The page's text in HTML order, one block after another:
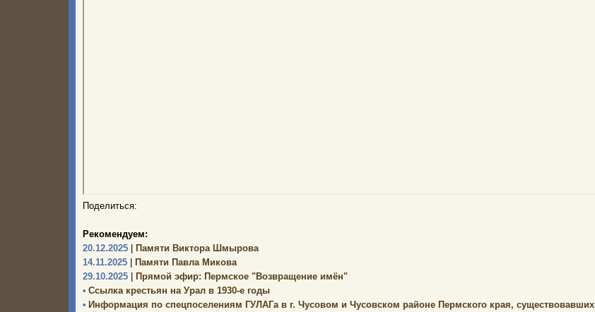
Поделиться:
Рекомендуем:
20.12.2025
Памяти Виктора Шмырова
14.11.2025
Памяти Павла Микова
29.10.2025
Прямой эфир: Пермское "Возвращение имён"
• Ссылка крестьян на Урал в 1930-е годы
• Информация по спецпоселениям ГУЛАГа в г. Чусовом и Чусовском районе Пермского края, существовавших